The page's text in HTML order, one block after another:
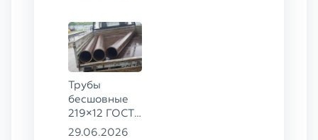
09Г2С
Трубы
бесшовные
219×12 ГОСТ
8732-78, ст.
29.06.2026